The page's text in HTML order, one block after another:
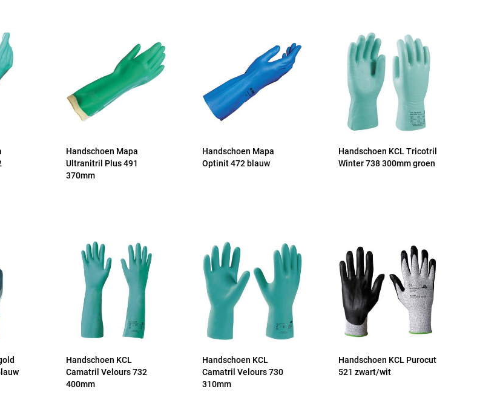
Handschoen Mapa
Ultranitril Plus 491
370mm
Handschoen Mapa
Optinit 472 blauw
Handschoen KCL Tricotril
Winter 738 300mm groen
Handschoen KCL
Camatril Velours 732
400mm
Handschoen KCL
Camatril Velours 730
310mm
Handschoen KCL Purocut
521 zwart/wit